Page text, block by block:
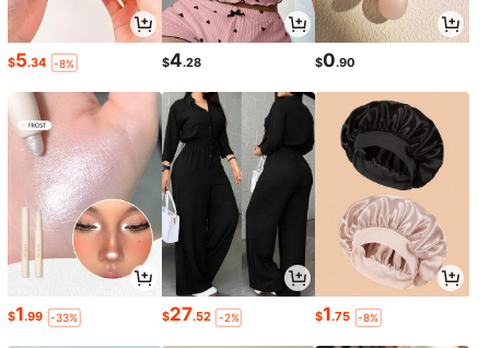
$5.34 -8% $4.28 $0.90
$1.99 -33% $27.52 -2% $1.75 -8%